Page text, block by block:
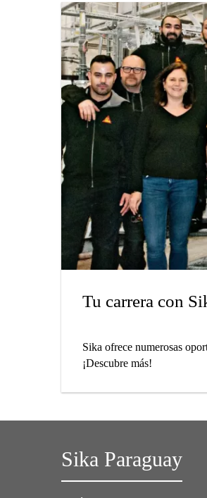
Tu carrera con
Sika ofrece numerosas
¡Descubre más!
Sika Paraguay